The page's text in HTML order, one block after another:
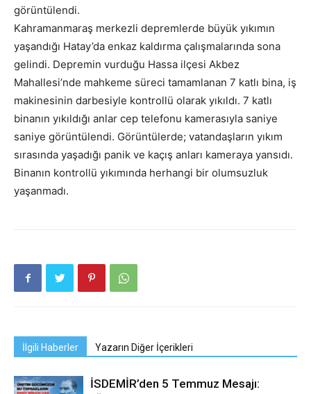
görüntülendi.
Kahramanmaraş merkezli depremlerde büyük yıkımın
yaşandığı Hatay’da enkaz kaldırma çalışmalarında sona
gelindi. Depremin vurduğu Hassa ilçesi Akbez
Mahallesi’nde mahkeme süreci tamamlanan 7 katlı bina, iş
makinesinin darbesiyle kontrollü olarak yıkıldı. 7 katlı
binanın yıkıldığı anlar cep telefonu kamerasıyla saniye
saniye görüntülendi. Görüntülerde; vatandaşların yıkım
sırasında yaşadığı panik ve kaçış anları kameraya yansıdı.
Binanın kontrollü yıkımında herhangi bir olumsuzluk
yaşanmadı.
İlgili Haberler Yazarın Diğer İçerikleri
İSDEMİR’den 5 Temmuz Mesajı: